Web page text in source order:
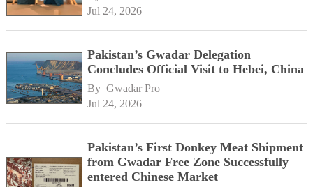
Jul 24, 2026
Pakistan’s Gwadar Delegation
Concludes Official Visit to Hebei, China
By Gwadar Pro
Jul 24, 2026
Pakistan’s First Donkey Meat Shipment
from Gwadar Free Zone Successfully
entered Chinese Market